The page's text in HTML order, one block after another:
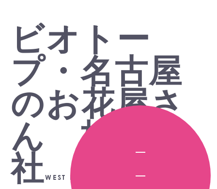
ビオトー
プ・名古屋
のお花屋さ
ん 株式会
社WEST FIELD